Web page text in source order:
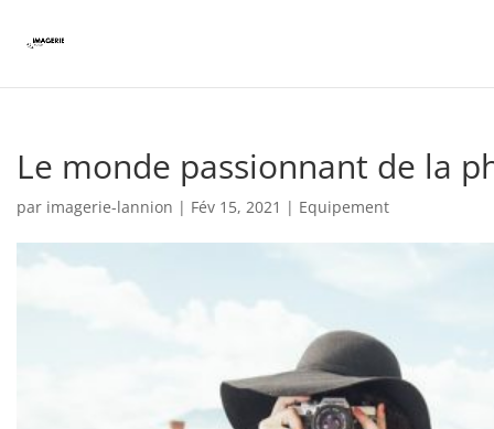
Le monde passionnant de la
par imagerie-lannion | Fév 15, 2021 | Equipement